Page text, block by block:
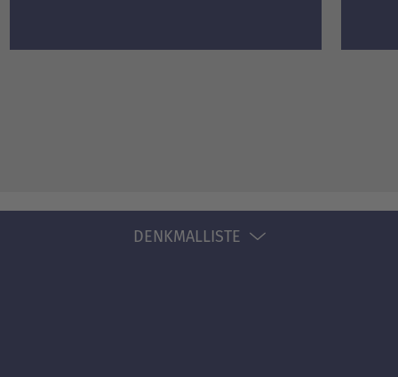
DENKMALLISTE